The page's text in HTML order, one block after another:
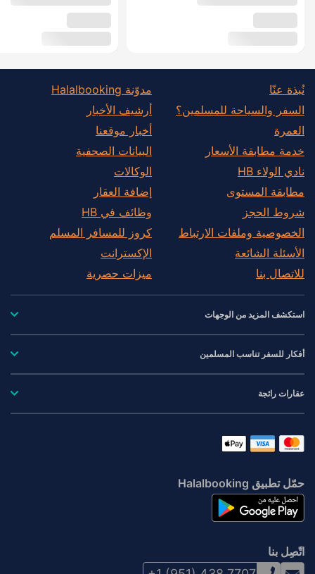
نُبذة عنّا
السفر والسياحة للمسلمين؟
العمرة
خدمة مطابقة الأسعار
نادي الولاء HB
مطابقة المستوى
شروط الحجز
الخصوصية وملفات الارتباط
الأسئلة الشائعة
للاتصال بنا
مدوّنة Halalbooking
أرشيف الأخبار
أخبار موقعنا
البيانات الصحفية
الوكالات
إضافة العقار
وظائف في HB
كروز للمسافر المسلم
الإكسترانت
ميزات حصرية
استكشف المزيد من الوجهات
أفكار للسفر تناسب المسلمين
عقارات رائجة
حمّل تطبيق Halalbooking
اتّصِل بنا